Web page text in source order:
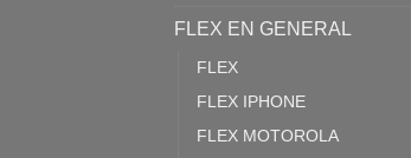
FLEX EN GENERAL
FLEX
FLEX IPHONE
FLEX MOTOROLA